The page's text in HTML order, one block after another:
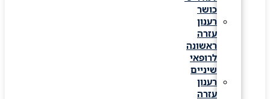
כושר
רענון
עזרה
ראשונה
לרופאי
שיניים
רענון
עזרה